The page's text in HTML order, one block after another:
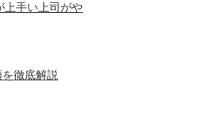
上手い上司がや
徹底解説